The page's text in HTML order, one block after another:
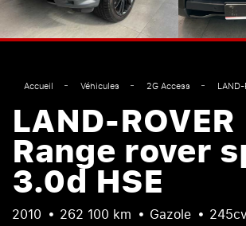
Accueil Véhicules 2G Access LAND-
LAND-ROVER
Range rover
3.0d HSE
2010 262 100 km Gazole 245cv